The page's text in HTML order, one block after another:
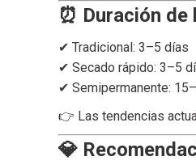
⏰ Duración
✔ Tradicional: 3–5 días
✔ Secado rápido: 3–5
✔ Semipermanente:
👉 Las tendencias
💎